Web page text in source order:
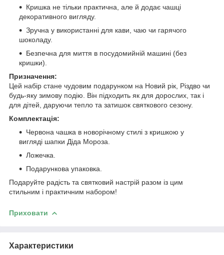
Кришка не тільки практична, але й додає чашці
декоративного вигляду.
Зручна у використанні для кави, чаю чи гарячого
шоколаду.
Безпечна для миття в посудомийній машині (без
кришки).
Призначення:
Цей набір стане чудовим подарунком на Новий рік, Різдво чи
будь-яку зимову подію. Він підходить як для дорослих, так і
для дітей, даруючи тепло та затишок святкового сезону.
Комплектація:
Червона чашка в новорічному стилі з кришкою у
вигляді шапки Діда Мороза.
Ложечка.
Подарункова упаковка.
Подаруйте радість та святковий настрій разом із цим
стильним і практичним набором!
Приховати
Характеристики